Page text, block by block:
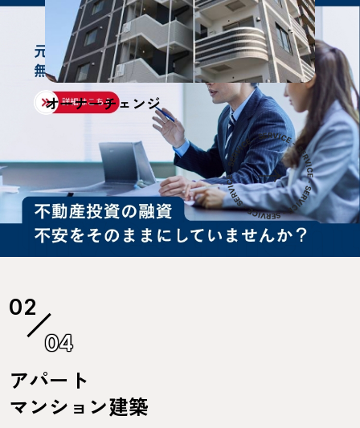
オーナーチェンジ
04
アパート
マンション建築